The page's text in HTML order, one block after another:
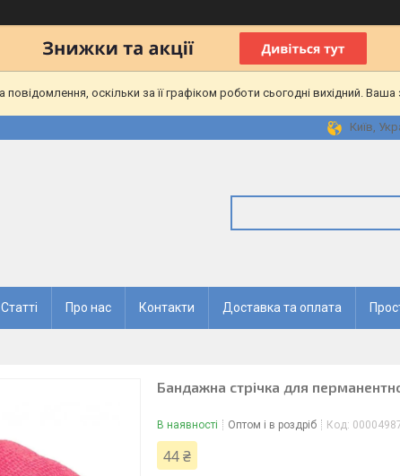
оскільки за її графіком роботи сьогодні вихідний.
Київ,
Статті Про нас Контакти Доставка та оплата
Бандажна стрічка для
В наявності Оптом і в роздріб Код:
44 ₴